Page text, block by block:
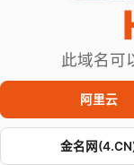
此域名可
阿里云
金名网